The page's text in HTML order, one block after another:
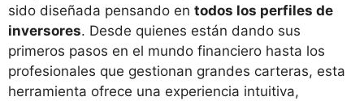
sido diseñada pensando en todos los perfiles de
inversores. Desde quienes están dando sus
primeros pasos en el mundo financiero hasta los
profesionales que gestionan grandes carteras, esta
herramienta ofrece una experiencia intuitiva,